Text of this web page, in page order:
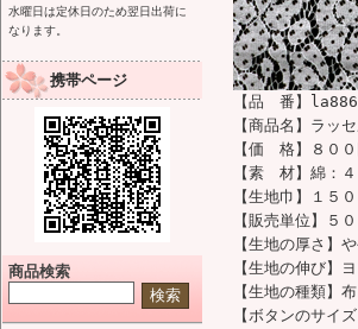
水曜日は定休日のため翌日出荷に
なります。
携帯ページ
商品検索
【品 番】la886
【商品名】ラ
【価 格】８０
【素 材】綿：
【生地巾】１５
【販売単位】５
【生地の厚さ】
【生地の伸び】
【生地の種類】
【ボタンのサイ